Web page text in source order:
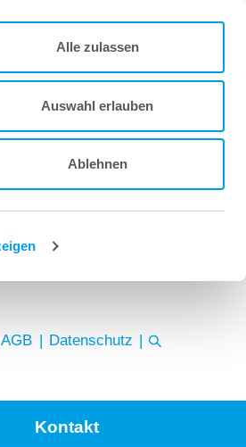
Alle zulassen
Auswahl erlauben
Ablehnen
AGB Datenschutz
Kontakt